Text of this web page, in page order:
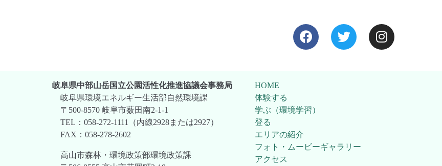
岐阜県中部山岳国立公園活性化推進協議会事務局
岐阜県環境エネルギー生活部自然環境課
〒500-8570 岐阜市薮田南2-1-1
TEL：058-272-1111（内線2928または2927）
FAX：058-278-2602
高山市森林・環境政策部環境政策課
HOME
体験する
学ぶ（環境学習）
登る
エリアの紹介
フォト・ムービーギャラリー
アクセス